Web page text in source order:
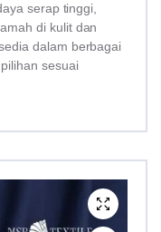
serap tinggi,
di kulit dan
dalam berbagai
sesuai